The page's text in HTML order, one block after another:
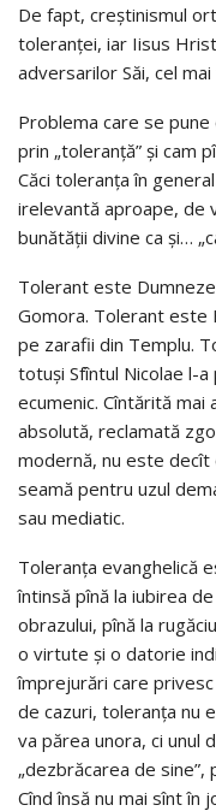
De fapt, creştinismul
toleranţei, iar Iisus
adversarilor Săi, cel
Problema care se
prin „toleranţă” şi cam
Căci toleranţa în
irelevantă aproape, de
bunătăţii divine ca şi…
Tolerant este
Gomora. Tolerant este
pe zarafii din Templu.
totuşi Sfîntul Nicolae l-
ecumenic. Cîntărită
absolută, reclamată
modernă, nu este decît
seamă pentru uzul
sau mediatic.
Toleranţa evanghelică
întinsă pînă la iubirea
obrazului, pînă la
o virtute şi o datorie
împrejurări care
de cazuri, toleranţa nu
va părea unora, ci unul
„dezbrăcarea de
Cînd însă nu mai sînt